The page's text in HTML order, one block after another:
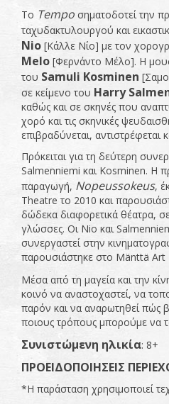
Το Tempo σηματοδοτεί την
ταχυδακτυλουργού και
Nio [Κάλλε Νίο] με τον
Melo [Φερνάντο Μέλο]. Η
του Samuli Kosminen
σε κείμενο του Harry
καθώς και σε σκηνές που
χορό και τις σκηνικές
επιβραδύνεται, αντιστρέφεται
Πρόκειται για τη δεύτερη
Salmenniemi και Kosminen. Η
παραγωγή, Nopeussokeus,
Theatre το 2010 και
δώδεκα διαφορετικά θέατρα,
γλώσσες. Οι Nio και
συνεργαστεί στην
παρουσιάστηκε στο Mänttä Art
Μέσα από τη μαγεία και την
κοινό να αναστοχαστεί, να
παρόν και να αναρωτηθεί πώς
ποιους τρόπους μπορούμε να
Συνιστώμενη ηλικία: 8+
ΠΡΟΕΙΔΟΠΟΙΗΣΕΙΣ
*Η παράσταση χρησιμοποιεί